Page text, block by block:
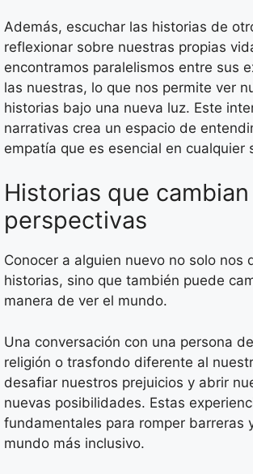
Además, escuchar las historias de
reflexionar sobre nuestras propias
encontramos paralelismos entre sus
las nuestras, lo que nos permite ver
historias bajo una nueva luz. Este
narrativas crea un espacio de
empatía que es esencial en cualquier
Historias que cambian
perspectivas
Conocer a alguien nuevo no solo nos
historias, sino que también puede
manera de ver el mundo.
Una conversación con una persona
religión o trasfondo diferente al
desafiar nuestros prejuicios y abrir
nuevas posibilidades. Estas
fundamentales para romper barreras
mundo más inclusivo.